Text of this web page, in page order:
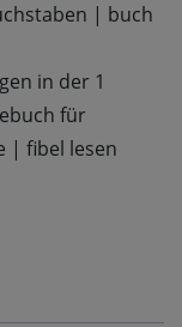
| buch
in der 1
für
| fibel lesen